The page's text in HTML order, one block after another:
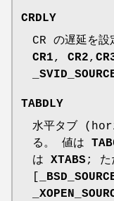
CRDLY
CR の遅延を設
CR1, CR2,
TABDLY
水平タブ
る。 値は
は XTABS ; た